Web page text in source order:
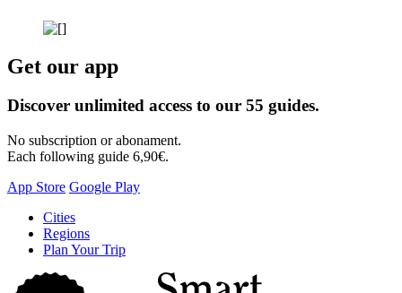
Get our app
Discover unlimited access to our 55 guides.
No subscription or abonament.
Each following guide 6,90€.
App Store Google Play
Skip
content
Cities
Regions
Plan Your Trip